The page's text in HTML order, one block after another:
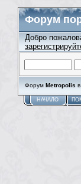
Форум
Добро
Форум Metropolis
НАЧАЛО